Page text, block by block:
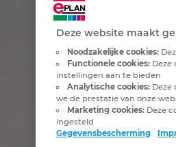
Deze website maakt
Noodzakelijke cookies:
Functionele cookies: Deze
instellingen aan te bieden
Analytische cookies: Deze
we de prestatie van onze
Marketing cookies: Deze
ingesteld
Gegevensbescherming